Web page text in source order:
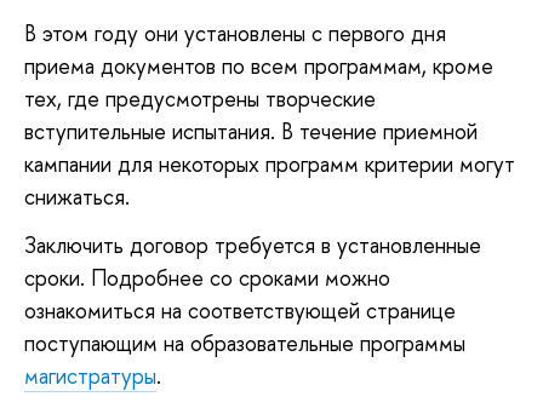
В этом году они установлены с первого дня
приема документов по всем программам, кроме
тех, где предусмотрены творческие
вступительные испытания. В течение приемной
кампании для некоторых программ критерии могут
снижаться.
Заключить договор требуется в установленные
сроки. Подробнее со сроками можно
ознакомиться на соответствующей странице
поступающим на образовательные программы
магистратуры.